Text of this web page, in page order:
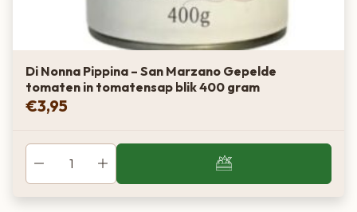
Di Nonna Pippina – San Marzano Gepelde
tomaten in tomatensap blik 400 gram
€3,95